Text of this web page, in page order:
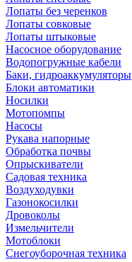
Лопаты без черенков
Лопаты совковые
Лопаты штыковые
Насосное оборудование
Водопогружные кабели
Баки, гидроаккумуляторы
Блоки автоматики
Носилки
Мотопомпы
Насосы
Рукава напорные
Обработка почвы
Опрыскиватели
Садовая техника
Воздуходувки
Газонокосилки
Дровоколы
Измельчители
Мотоблоки
Снегоуборочная техника